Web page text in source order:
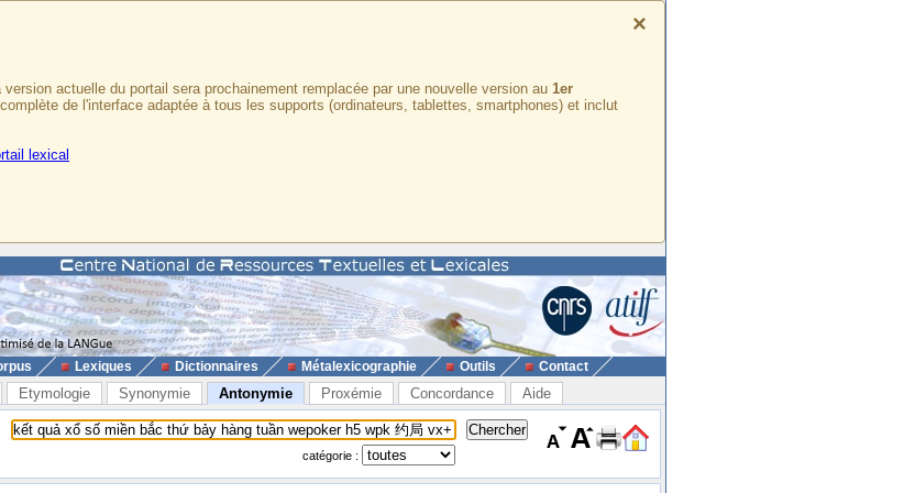
×
actuelle du portail sera prochainement remplacée par une nouvelle version au 1er
de l'interface adaptée à tous les supports (ordinateurs, tablettes, smartphones) et inclut
lexical
Lexiques Dictionnaires Métalexicographie Outils Contact
Etymologie Synonymie Antonymie Proxémie Concordance Aide
catégorie :